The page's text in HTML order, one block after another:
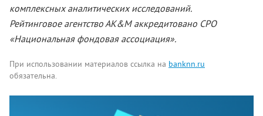
комплексных аналитических исследований.
Рейтинговое агентство АК&М аккредитовано СРО
«Национальная фондовая ассоциация».
При использовании материалов ссылка на banknn.ru
обязательна.